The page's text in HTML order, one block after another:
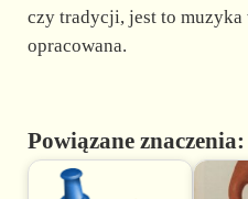
czy tradycji, jest to
opracowana.
Powiązane znaczenia: